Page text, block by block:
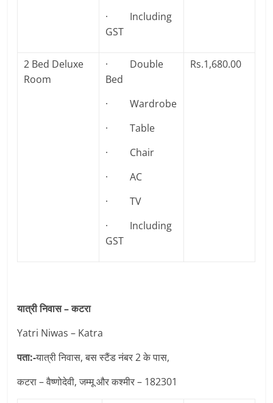
· Including
GST
2 Bed Deluxe
Room
· Double
Bed
· Wardrobe
· Table
· Chair
· AC
· TV
· Including
GST
Rs.1,680.00
यात्री निवास – कटरा
Yatri Niwas – Katra
पता:-यात्री निवास, बस स्टैंड नंबर 2 के पास,
कटरा – वैष्णोदेवी, जम्मू और कश्मीर – 182301